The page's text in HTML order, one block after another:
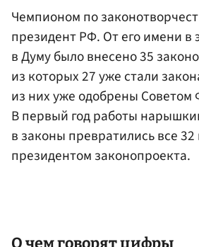
Чемпионом по
президент РФ. От его имени в
в Думу было внесено 35
из которых 27 уже стали
из них уже одобрены
В первый год работы
в законы превратились все
президентом законопроекта.